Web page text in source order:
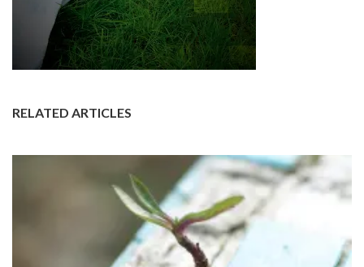
RELATED ARTICLES